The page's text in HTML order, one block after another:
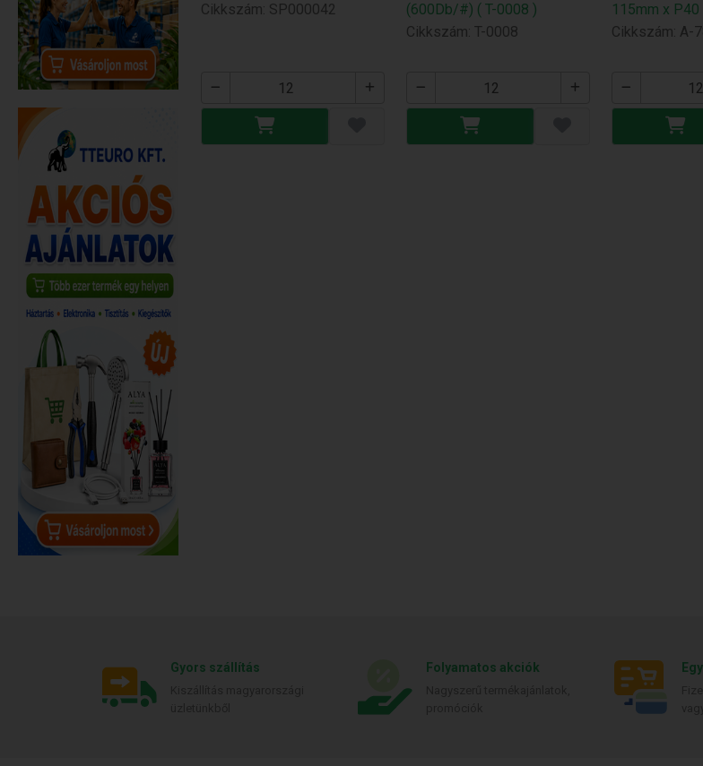
Cikkszám: SP000042
(600Db/#) ( T-0008 )
Cikkszám: T-0008
115mm x
Cikkszám: A-
Gyors szállítás Folyamatos akciók